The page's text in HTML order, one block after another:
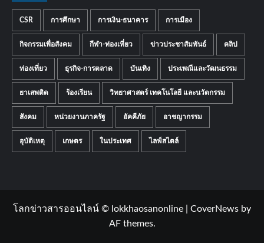
CSR การศึกษา การเงิน-ธนาคาร การเมือง
กิจกรรมเพื่อสังคม กีฬา-ท่องเที่ยว ข่าวประชาสัมพันธ์ คลิป
ท่องเที่ยว ธุรกิจ-การตลาด บันเทิง ประเพณีและวัฒนธรรม
ยาเสพติด ร้องเรียน วิทยาศาสตร์ เทคโนโลยี และนวัตกรรม
สังคม หน่วยงานภาครัฐ อัคคีภัย อาชญากรรม
อุบัติเหตุ เกษตร ในประเทศ ไลฟ์สไตล์
โลกข่าวสารออนไลน์ © lokkhaosanonline CoverNews by
AF themes.